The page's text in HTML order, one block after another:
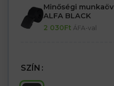
– kétoldalas cipzár
– Alul három zseb
– Két zseb a felső részen
Minőségi munkaöv
ALFA BLACK
2 030Ft ÁFA-val
SZÍN